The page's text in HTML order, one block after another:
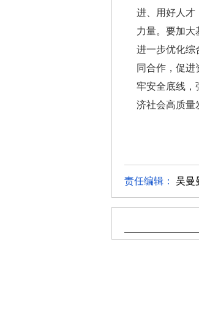
进、用好人才
力量。要加大
进一步优化综
同合作，促
牢安全底线，
济社会高质量
责任编辑： 吴曼